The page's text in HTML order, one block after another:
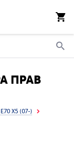
ПРАВ
X5 (07-)